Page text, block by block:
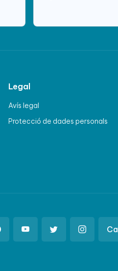
Legal
Avís legal
Protecció de dades personals
Ca